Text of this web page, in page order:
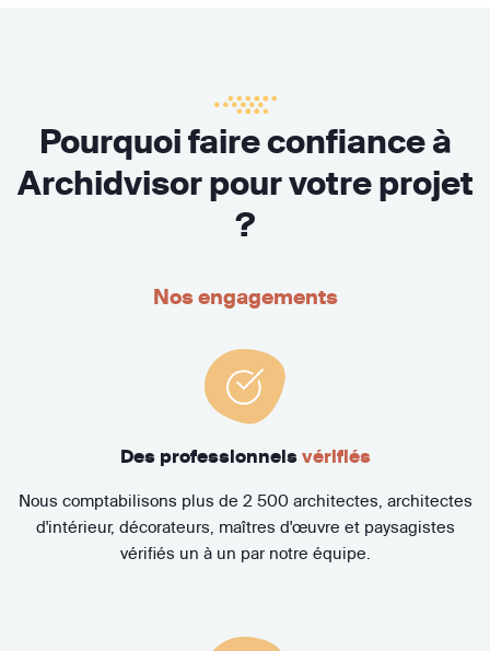
Pourquoi faire confiance à
Archidvisor pour votre projet
?
Nos engagements
Des professionnels vérifiés
Nous comptabilisons plus de 2 500 architectes, architectes
d'intérieur, décorateurs, maîtres d'œuvre et paysagistes
vérifiés un à un par notre équipe.